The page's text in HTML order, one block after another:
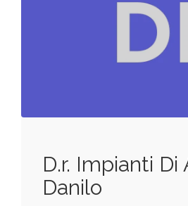
D.r. Impianti
Danilo